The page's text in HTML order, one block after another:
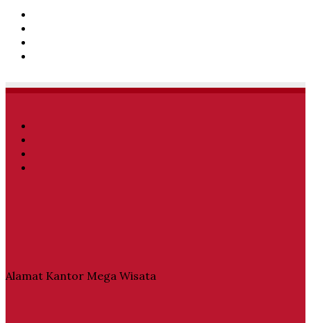
Alamat Kantor Mega Wisata